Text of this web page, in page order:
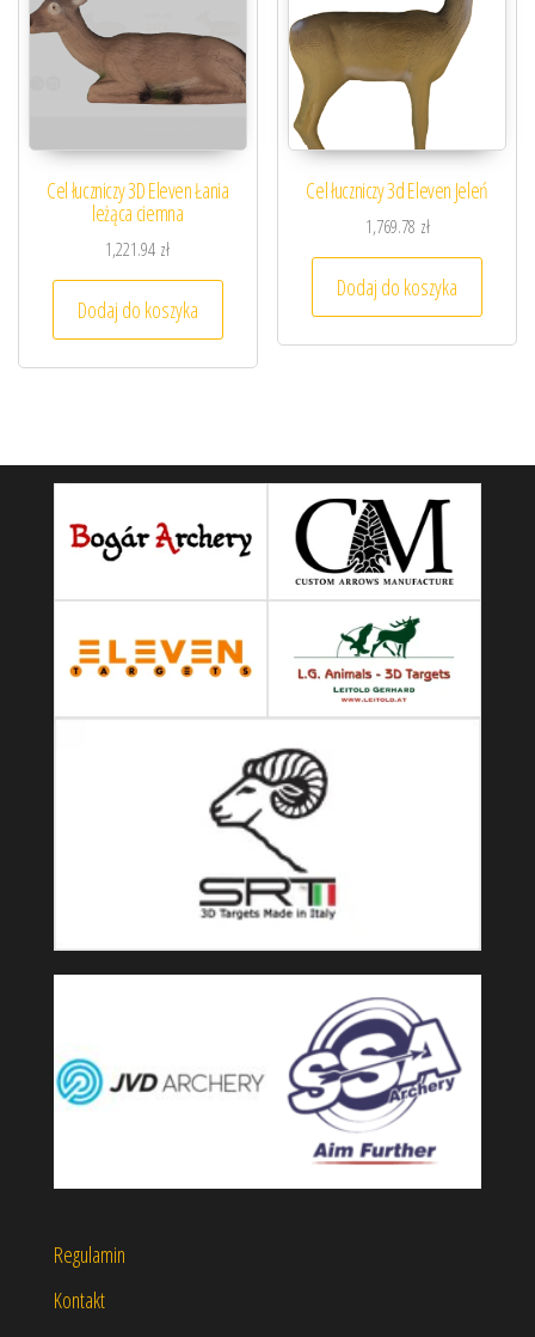
Cel łuczniczy 3D Eleven Łania
leżąca ciemna
1,221.94 zł
Dodaj do koszyka
Cel łuczniczy 3d Eleven Jeleń
1,769.78 zł
Dodaj do koszyka
Regulamin
Kontakt